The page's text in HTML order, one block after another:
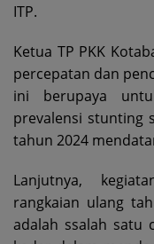
ITP.
Ketua TP PKK
percepatan dan
ini berupaya
prevalensi stunting
tahun 2024
Lanjutnya,
rangkaian ulang
adalah ssalah satu